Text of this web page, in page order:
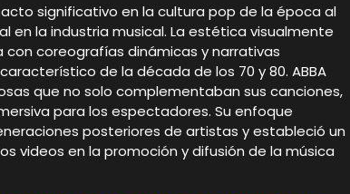
significativo en la cultura pop de la época al
en la industria musical. La estética visualmente
coreografías dinámicas y narrativas
de la década de los 70 y 80. ABBA
que no solo complementaban sus canciones,
para los espectadores. Su enfoque
posteriores de artistas y estableció un
videos en la promoción y difusión de la música